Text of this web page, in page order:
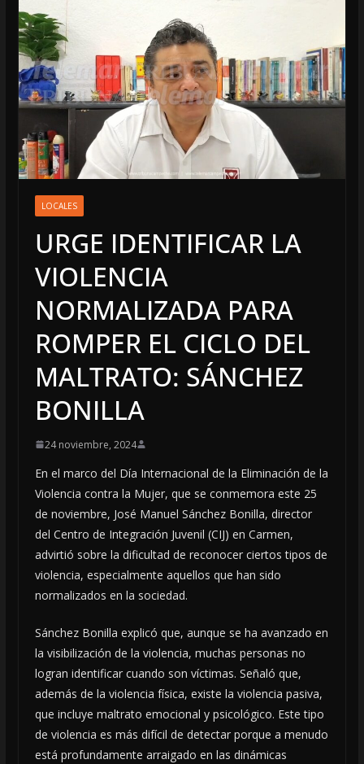
LOCALES
URGE IDENTIFICAR LA
VIOLENCIA
NORMALIZADA PARA
ROMPER EL CICLO DEL
MALTRATO: SÁNCHEZ
BONILLA
24 noviembre, 2024
En el marco del Día Internacional de la Eliminación de la
Violencia contra la Mujer, que se conmemora este 25
de noviembre, José Manuel Sánchez Bonilla, director
del Centro de Integración Juvenil (CIJ) en Carmen,
advirtió sobre la dificultad de reconocer ciertos tipos de
violencia, especialmente aquellos que han sido
normalizados en la sociedad.
Sánchez Bonilla explicó que, aunque se ha avanzado en
la visibilización de la violencia, muchas personas no
logran identificar cuando son víctimas. Señaló que,
además de la violencia física, existe la violencia pasiva,
que incluye maltrato emocional y psicológico. Este tipo
de violencia es más difícil de detectar porque a menudo
está profundamente arraigado en las dinámicas